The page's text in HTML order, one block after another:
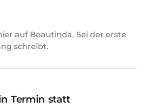
auf Beautinda. Sei der erste
schreibt.
Termin statt